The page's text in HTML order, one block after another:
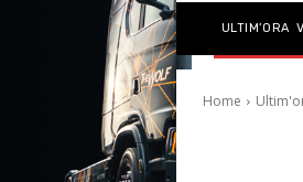
ULTIM’ORA
Home